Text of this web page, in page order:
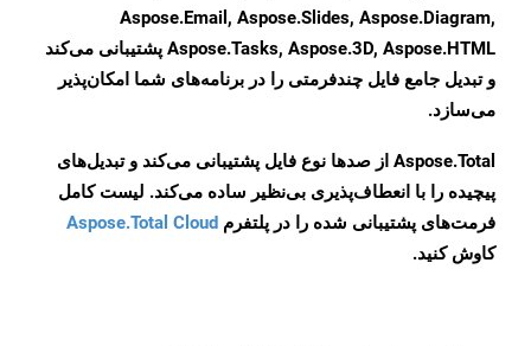
Aspose.Email, Aspose.Slides, Aspose.Diagram,
Aspose.Tasks, Aspose.3D, Aspose.HTML پشتیبانی می‌کند
و تبدیل جامع فایل چندفرمتی را در برنامه‌های شما امکان‌پذیر
می‌سازد.
Aspose.Total از صدها نوع فایل پشتیبانی می‌کند و تبدیل‌های
پیچیده را با انعطاف‌پذیری بی‌نظیر ساده می‌کند. لیست کامل
فرمت‌های پشتیبانی شده را در پلتفرم Aspose.Total Cloud
کاوش کنید.